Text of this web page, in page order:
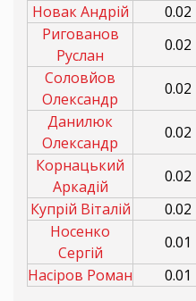
Новак Андрій
0.02
Ригованов
Руслан
0.02
Соловйов
Олександр
0.02
Данилюк
Олександр
0.02
Корнацький
Аркадій
0.02
Купрій Віталій
0.02
Носенко
Сергій
0.01
Насіров Роман
0.01